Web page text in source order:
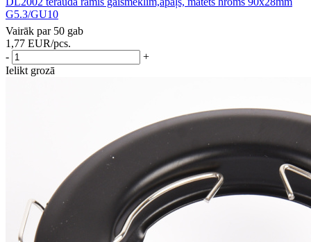
G5.3/GU10
Vairāk par 50 gab
1,77 EUR/pcs.
-
+
Ielikt grozā